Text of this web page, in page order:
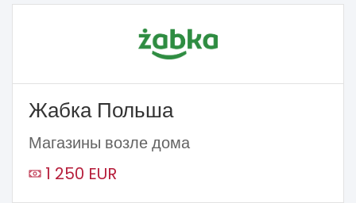
Жабка Польша
Магазины возле дома
1 250 EUR